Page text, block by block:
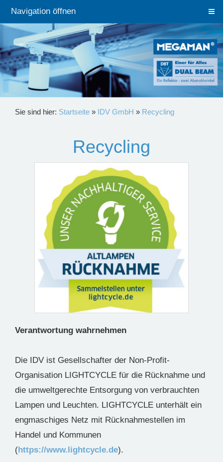
Navigation öffnen
Sie sind hier: Startseite » IDV GmbH » Recycling
Recycling
Verantwortung wahrnehmen
Die IDV ist Gesellschafter der Non-Profit-
Organisation LIGHTCYCLE für die Rücknahme und
die umweltgerechte Entsorgung von verbrauchten
Lampen und Leuchten. LIGHTCYCLE unterhält ein
engmaschiges Netz mit Rücknahmestellen im
Handel und Kommunen
(https://www.lightcycle.de).